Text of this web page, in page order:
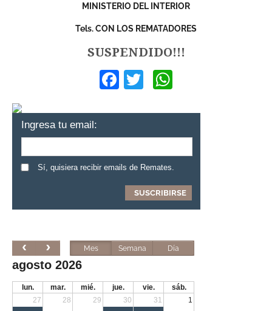
MINISTERIO DEL INTERIOR
Tels. CON LOS REMATADORES
SUSPENDIDO!!!
Facebook
Twitter
Ingresa tu email:
Sí, quisiera recibir emails de Remates.
Mes Semana Día
agosto 2026
lun. mar. mié. jue. vie.
sáb.
27
28 29 30 31 1